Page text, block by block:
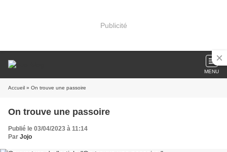
Publicité
MENU
Accueil » On trouve une passoire
On trouve une passoire
Publié le 03/04/2023 à 11:14
Par Jojo